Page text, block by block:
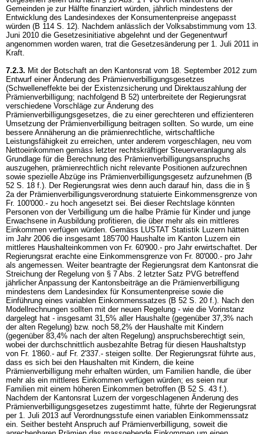
Gemeinden je zur Hälfte finanziert würden, jährlich mindestens der
Entwicklung des Landesindexes der Konsumentenpreise angepasst
würden (B 114 S. 12). Nachdem anlässlich der Volksabstimmung vom 13.
Juni 2010 die Gesetzesinitiative abgelehnt und der Gegenentwurf
angenommen worden waren, trat die Gesetzesänderung per 1. Juli 2011 in
Kraft.
7.2.3. Mit der Botschaft an den Kantonsrat vom 18. September 2012 zum
Entwurf einer Änderung des Prämienverbilligungsgesetzes
(Schwelleneffekte bei der Existenzsicherung und Direktauszahlung der
Prämienverbilligung; nachfolgend B 52) unterbreitete der Regierungsrat
verschiedene Vorschläge zur Änderung des
Prämienverbilligungsgesetzes, die zu einer gerechteren und effizienteren
Umsetzung der Prämienverbilligung beitragen sollten. So wurde, um eine
bessere Annäherung an die prämienrechtliche, wirtschaftliche
Leistungsfähigkeit zu erreichen, unter anderem vorgeschlagen, neu vom
Nettoeinkommen gemäss letzter rechtskräftiger Steuerveranlagung als
Grundlage für die Berechnung des Prämienverbilligungsanspruchs
auszugehen, prämienrechtlich nicht relevante Positionen aufzurechnen
sowie spezielle Abzüge ins Prämienverbilligungsgesetz aufzunehmen (B
52 S. 18 f.). Der Regierungsrat wies denn auch darauf hin, dass die in §
2a der Prämienverbilligungsverordnung statuierte Einkommensgrenze von
Fr. 100'000.- zu hoch angesetzt sei. Bei dieser Rechtslage könnten
Personen von der Verbilligung um die halbe Prämie für Kinder und junge
Erwachsene in Ausbildung profitieren, die über mehr als ein mittleres
Einkommen verfügen würden. Gemäss LUSTAT Statistik Luzern hätten
im Jahr 2006 die insgesamt 185'700 Haushalte im Kanton Luzern ein
mittleres Haushalteinkommen von Fr. 60'900.- pro Jahr erwirtschaftet. Der
Regierungsrat erachte eine Einkommensgrenze von Fr. 80'000.- pro Jahr
als angemessen. Weiter beantragte der Regierungsrat dem Kantonsrat die
Streichung der Regelung von § 7 Abs. 2 letzter Satz PVG betreffend
jährlicher Anpassung der Kantonsbeiträge an die Prämienverbilligung
mindestens dem Landesindex für Konsumentenpreise sowie die
Einführung eines variablen Einkommenssatzes (B 52 S. 20 f.). Nach den
Modellrechnungen sollten mit der neuen Regelung - wie die Vorinstanz
dargelegt hat - insgesamt 31,5% aller Haushalte (gegenüber 37,3% nach
der alten Regelung) bzw. noch 58,2% der Haushalte mit Kindern
(gegenüber 83,4% nach der alten Regelung) anspruchsberechtigt sein,
wobei der durchschnittlich ausbezahlte Betrag für diesen Haushaltstyp
von Fr. 1'860.- auf Fr. 2'337.- steigen sollte. Der Regierungsrat führte aus,
dass es sich bei den Haushalten mit Kindern, die keine
Prämienverbilligung mehr erhalten würden, um Familien handle, die über
mehr als ein mittleres Einkommen verfügen würden; es seien nur
Familien mit einem höheren Einkommen betroffen (B 52 S. 43 f.).
Nachdem der Kantonsrat Luzern der vorgeschlagenen Änderung des
Prämienverbilligungsgesetzes zugestimmt hatte, führte der Regierungsrat
per 1. Juli 2013 auf Verordnungsstufe einen variablen Einkommenssatz
ein. Seither besteht Anspruch auf Prämienverbilligung, soweit die